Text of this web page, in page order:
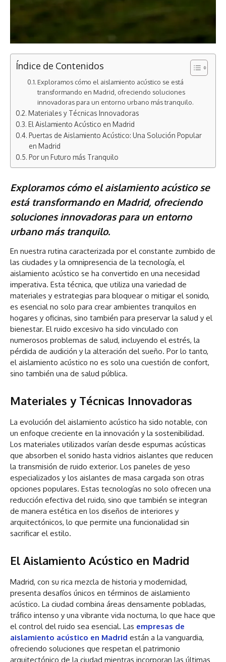
Índice de Contenidos
Exploramos cómo el aislamiento acústico se está
transformando en Madrid, ofreciendo soluciones
innovadoras para un entorno urbano más tranquilo.
Materiales y Técnicas Innovadoras
El Aislamiento Acústico en Madrid
Puertas de Aislamiento Acústico: Una Solución Popular
en Madrid
Por un Futuro más Tranquilo
Exploramos cómo el aislamiento acústico se
está transformando en Madrid, ofreciendo
soluciones innovadoras para un entorno
urbano más tranquilo.
En nuestra rutina caracterizada por el constante zumbido de
las ciudades y la omnipresencia de la tecnología, el
aislamiento acústico se ha convertido en una necesidad
imperativa. Esta técnica, que utiliza una variedad de
materiales y estrategias para bloquear o mitigar el sonido,
es esencial no solo para crear ambientes tranquilos en
hogares y oficinas, sino también para preservar la salud y el
bienestar. El ruido excesivo ha sido vinculado con
numerosos problemas de salud, incluyendo el estrés, la
pérdida de audición y la alteración del sueño. Por lo tanto,
el aislamiento acústico no es solo una cuestión de confort,
sino también una de salud pública.
Materiales y Técnicas Innovadoras
La evolución del aislamiento acústico ha sido notable, con
un enfoque creciente en la innovación y la sostenibilidad.
Los materiales utilizados varían desde espumas acústicas
que absorben el sonido hasta vidrios aislantes que reducen
la transmisión de ruido exterior. Los paneles de yeso
especializados y los aislantes de masa cargada son otras
opciones populares. Estas tecnologías no solo ofrecen una
reducción efectiva del ruido, sino que también se integran
de manera estética en los diseños de interiores y
arquitectónicos, lo que permite una funcionalidad sin
sacrificar el estilo.
El Aislamiento Acústico en Madrid
Madrid, con su rica mezcla de historia y modernidad,
presenta desafíos únicos en términos de aislamiento
acústico. La ciudad combina áreas densamente pobladas,
tráfico intenso y una vibrante vida nocturna, lo que hace que
el control del ruido sea esencial. Las empresas de
aislamiento acústico en Madrid están a la vanguardia,
ofreciendo soluciones que respetan el patrimonio
arquitectónico de la ciudad mientras incorporan las últimas